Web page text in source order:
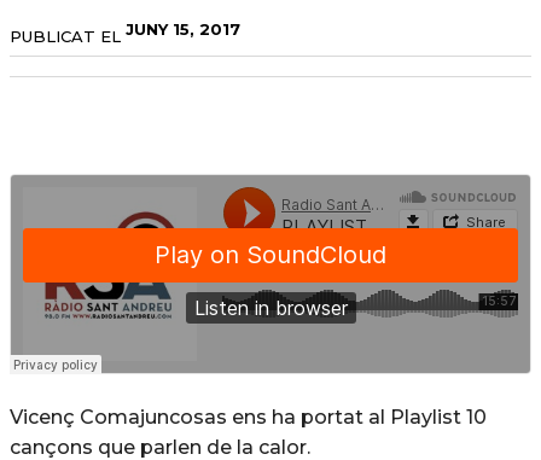
PUBLICAT EL JUNY 15, 2017
Vicenç Comajuncosas ens ha portat al Playlist 10
cançons que parlen de la calor.